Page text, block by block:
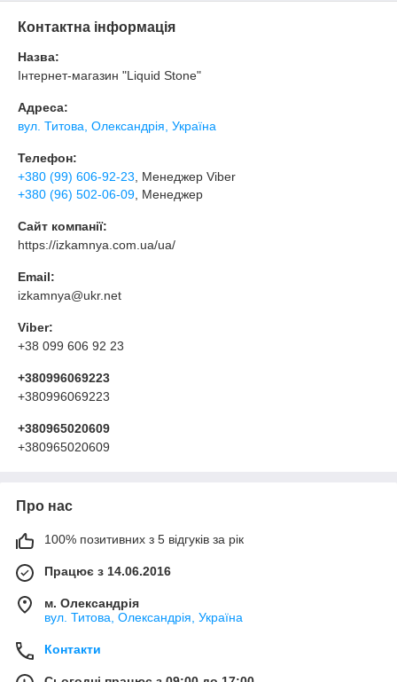
Контактна інформація
Назва:
Інтернет-магазин "Liquid Stone"
Адреса:
вул. Титова, Олександрія, Україна
Телефон:
+380 (99) 606-92-23 , Менеджер Viber
+380 (96) 502-06-09 , Менеджер
Сайт компанії:
https://izkamnya.com.ua/ua/
Email:
izkamnya@ukr.net
Viber:
+38 099 606 92 23
+380996069223
+380996069223
+380965020609
+380965020609
Про нас
100% позитивних з 5 відгуків за рік
Працює з 14.06.2016
м. Олександрія
вул. Титова, Олександрія, Україна
Контакти